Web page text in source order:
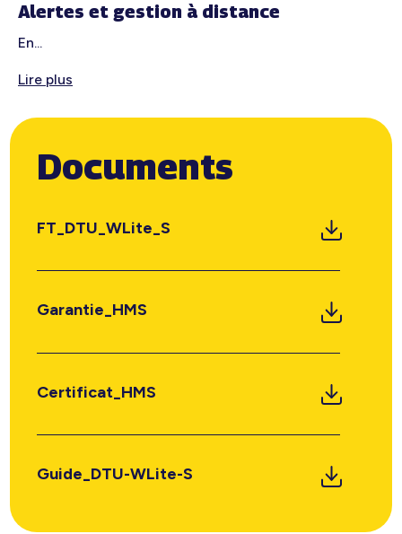
Alertes et gestion à distance
En...
Lire plus
Documents
FT_DTU_WLite_S
Garantie_HMS
Certificat_HMS
Guide_DTU-WLite-S